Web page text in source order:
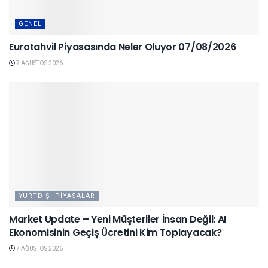
GENEL
Eurotahvil Piyasasında Neler Oluyor 07/08/2026
7 AĞUSTOS 2026
YURTDIŞI PIYASALAR
Market Update – Yeni Müşteriler İnsan Değil: AI
Ekonomisinin Geçiş Ücretini Kim Toplayacak?
7 AĞUSTOS 2026